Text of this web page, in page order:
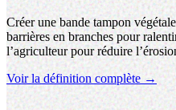
Créer une bande tampon
barrières en branches pour
l’agriculteur pour réduire
Voir la définition complète →